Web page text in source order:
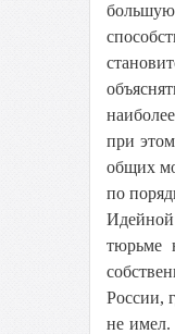
большую
при
общих
по
тюрьме
России,
не имел.